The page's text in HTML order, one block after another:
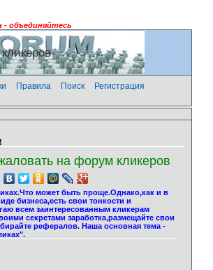
- объединяйтесь
Правила Поиск
Регистрация
на форум кликеров
может быть проще.Однако,как и в
бизнеса,есть свои тонкости и
всем заинтересованным кликерам
секретами заработка,размещайте свои
рефералов. Наша основная тема -